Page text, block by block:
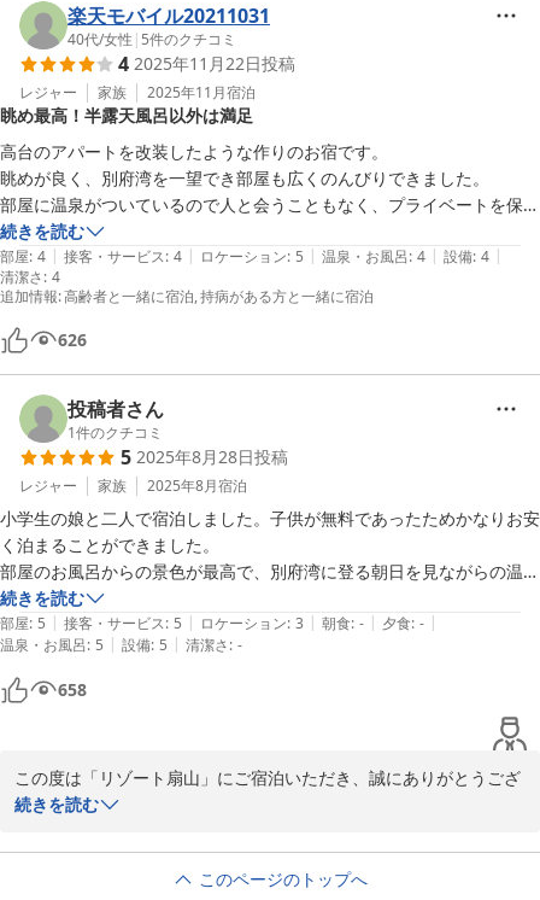
2026-06-19
また機会がございましたらご来館お待ちしております。
リゾート扇山 〜Ｇｒａｎｄｐｉａ Ｒｅｓｏｒｔ ＯＵＧＩＹＡ
ＭＡ〜
2026-05-03
楽天モバイル20211031
40代/女性 | 5件のクチコミ
4 2025年11月22日投稿
レジャー 家族 2025年11月宿泊
眺め最高！半露天風呂以外は満足
高台のアパートを改装したような作りのお宿です。
眺めが良く、別府湾を一望でき部屋も広くのんびりできました。
部屋に温泉がついているので人と会うこともなく、プライベートを保ち
ながらくつろぐことができます。
１つ気になったのは４階の半露天風呂なのですが柵が低く外から見えそ
うだなぁと落ち着かなかったことでしょうか。見晴らしの良さが売りな
ので仕方がないのかもしれませんがどうにも落ち着いてお風呂を満喫出
来ませんでした。
次は内風呂のお部屋に泊まってみたいです。
続きを読む
部屋: 4 | 接客・サービス: 4 | ロケーション: 5 | 温泉・お風呂: 4 | 設備: 4 |
清潔さ: 4
追加情報:高齢者と一緒に宿泊 持病がある方と一緒に宿泊
626
投稿者さん
1件のクチコミ
5 2025年8月28日投稿
レジャー 家族 2025年8月宿泊
小学生の娘と二人で宿泊しました。子供が無料であったためかなりお安
く泊まることができました。
部屋のお風呂からの景色が最高で、別府湾に登る朝日を見ながらの温泉
は格別でした！建物自体は古いのでしょうが、お部屋は綺麗にリフォー
ムされ、広くて清掃も行き届いており気持ち良く過ごすことができまし
た。無料のジュースやビールもたくさん入っていて驚きました！
行くまでの道が狭く駐車場が多少停めづらくはありましたが、それは立
地的に仕方ないかと。
忘れ物にも親切に対応していただきありがとうございました。
またぜひ泊まりたいお宿です。
続きを読む
部屋: 5 | 接客・サービス: 5 | ロケーション: 3 | 朝食: - | 夕食: - |
温泉・お風呂: 5 | 設備: 5 | 清潔さ: -
658
この度は「リゾート扇山」にご宿泊いただき、誠にありがとうござ
いました。
温泉や部屋、ドリンクのサービスにご満足いただけたようで何より
続きを読む
このページのトップへ